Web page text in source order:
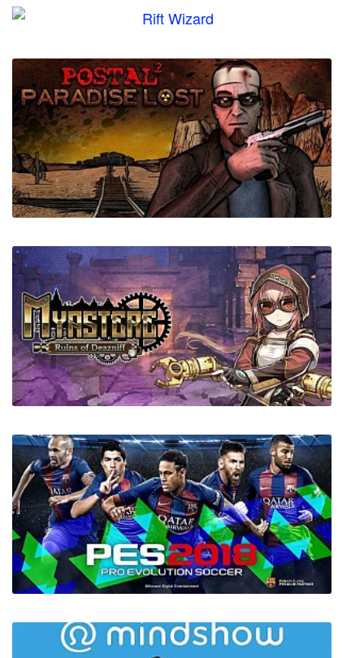
Загадочные Истории: Потерянная Надежда
Rift Wizard
POSTAL 2 Paradise Lost
Myastere -Ruins of Deazniff-